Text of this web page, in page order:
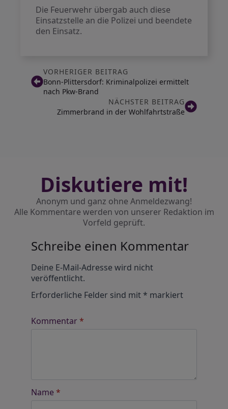
Die Feuerwehr übergab auch diese
Einsatzstelle an die Polizei und beendete
den Einsatz.
VORHERIGER BEITRAG
Bonn-Plittersdorf: Kriminalpolizei ermittelt
nach Pkw-Brand
NÄCHSTER BEITRAG
Zimmerbrand in der Wohlfahrtstraße
Diskutiere mit!
Anonym und ganz ohne Anmeldezwang!
Alle Kommentare werden von unserer Redaktion im
Vorfeld geprüft.
Schreibe einen Kommentar
Deine E-Mail-Adresse wird nicht
veröffentlicht.
Erforderliche Felder sind mit* markiert
Kommentar*
Name *